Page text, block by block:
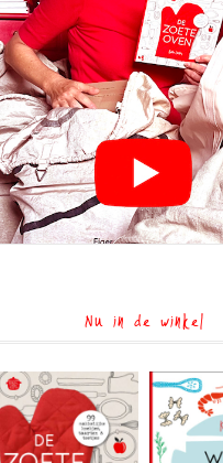
Nu in de winkel